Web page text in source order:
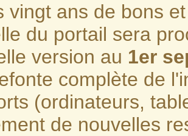
vingt ans de bons
du portail sera
version au 1er
complète de
(ordinateurs,
de nouvelles